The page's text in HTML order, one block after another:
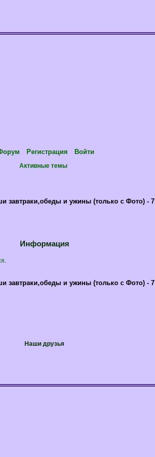
Регистрация Войти
Активные темы
завтраки,обеды и ужины (только с Фото) - 7
Информация
завтраки,обеды и ужины (только с Фото) - 7
Наши друзья